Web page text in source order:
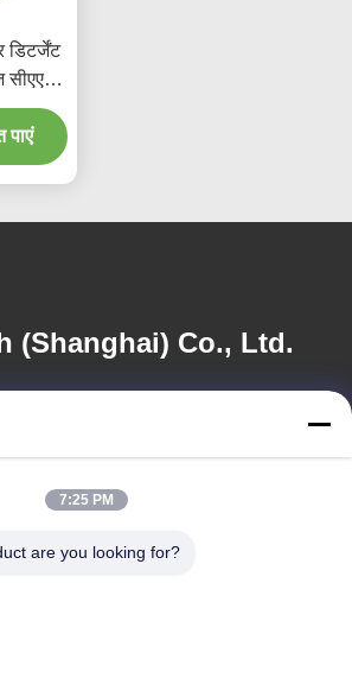
डिटर्जेंट
सीएएस
पाएं
(Shanghai) Co., Ltd.
7:25 PM
are you looking for?